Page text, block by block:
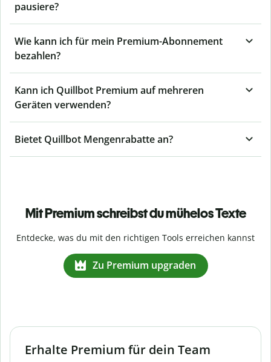
pausiere?
Wie kann ich für mein Premium-Abonnement
bezahlen?
Kann ich Quillbot Premium auf mehreren
Geräten verwenden?
Bietet Quillbot Mengenrabatte an?
Mit Premium schreibst du mühelos Texte
Entdecke, was du mit den richtigen Tools erreichen kannst
Zu Premium upgraden
Erhalte Premium für dein Team